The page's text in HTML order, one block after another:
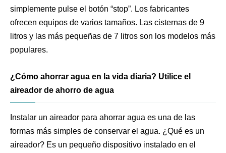
simplemente pulse el botón “stop”. Los fabricantes
ofrecen equipos de varios tamaños. Las cisternas de 9
litros y las más pequeñas de 7 litros son los modelos más
populares.
¿Cómo ahorrar agua en la vida diaria? Utilice el
aireador de ahorro de agua
Instalar un aireador para ahorrar agua es una de las
formas más simples de conservar el agua. ¿Qué es un
aireador? Es un pequeño dispositivo instalado en el